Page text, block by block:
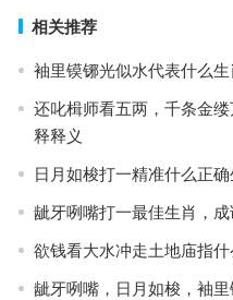
相关推荐
袖里镆铘光似水代表什么
还叱楫师看五两，千条金
释释义
日月如梭打一精准什么正
龇牙咧嘴打一最佳生肖，
欲钱看大水冲走土地庙指
龇牙咧嘴，日月如梭，袖